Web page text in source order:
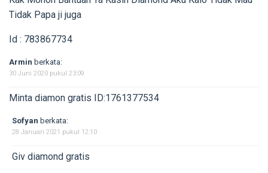
Tidak Papa ji juga
Id : 783867734
Armin berkata:
30 Juni 2020 pukul 23:09
Minta diamon gratis ID:1761377534
Sofyan berkata:
28 Januari 2021 pukul 12:10
Giv diamond gratis